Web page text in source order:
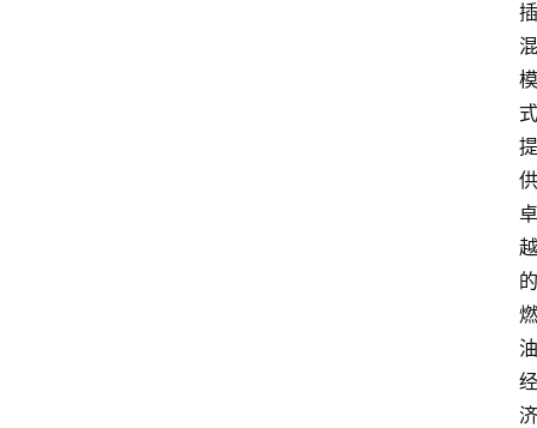
插
混
模
式
提
供
卓
越
的
燃
油
经
济